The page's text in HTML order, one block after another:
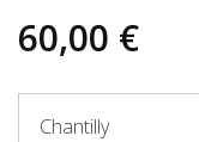
60,00 €
Chantilly